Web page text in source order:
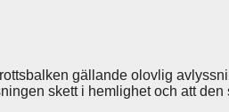
gällande olovlig
skett i hemlighet och att